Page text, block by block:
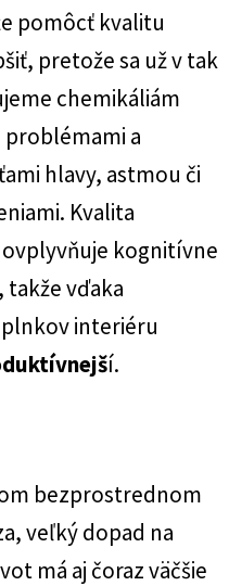
pomôcť kvalitu
pretože sa už v tak
chemikáliám
a
hlavy, astmou či
Kvalita
kognitívne
vďaka
interiéru
í.
bezprostrednom
veľký dopad na
má aj čoraz väčšie